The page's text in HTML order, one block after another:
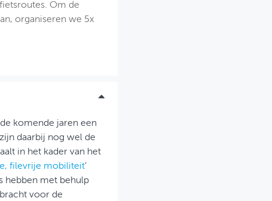
Om de
organiseren we 5x
komende jaren een
daarbij nog wel de
in het kader van het
filevrije mobiliteit​​​​’
hebben met behulp
voor de